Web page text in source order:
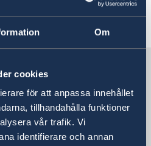
Om
cookies
för att anpassa innehållet
tillhandahålla funktioner
vår trafik. Vi
identifierare och annan
i Skopje